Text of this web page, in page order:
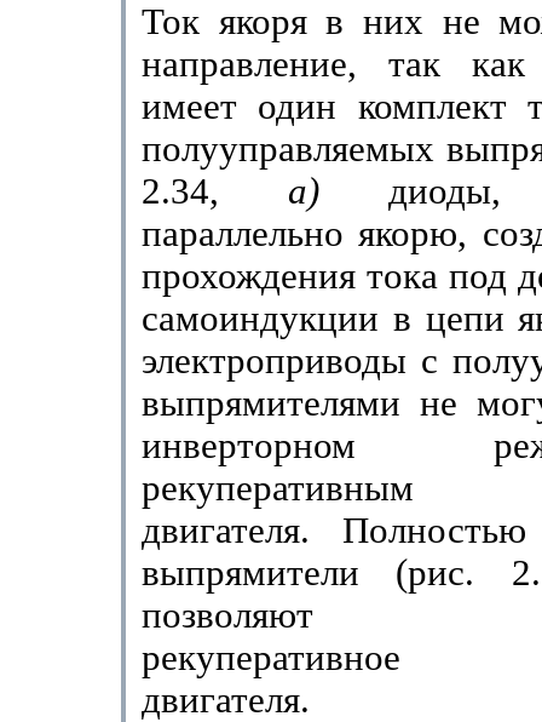
Ток якоря в них не
направление, так
имеет один комплект
полууправляемых
2.34, а) дио­ды,
параллельно якорю,
прохож­дения тока под
самоиндукции в цепи
электроприводы с
выпрямителями не
инверторном
рекуперативным
двигателя.
выпрямители (рис.
позволяют
рекуперативное
двигателя.